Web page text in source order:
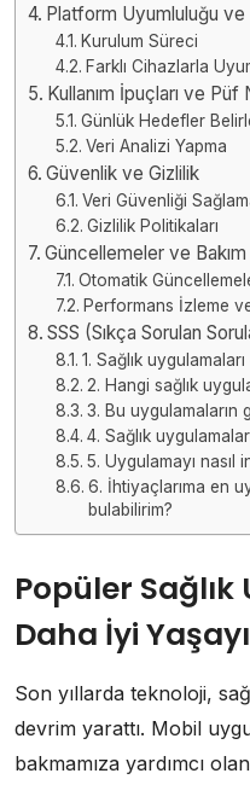
Platform Uyumluluğu ve
Kurulum Süreci
Farklı Cihazlarla
Kullanım İpuçları ve Püf
Günlük Hedefler
Veri Analizi Yapma
Güvenlik ve Gizlilik
Veri Güvenliği
Gizlilik Politikaları
Güncellemeler ve Bakım
Otomatik
Performans İzleme
SSS (Sıkça Sorulan
1. Sağlık
2. Hangi sağlık
3. Bu uygulamaların
4. Sağlık
5. Uygulamayı nasıl
6. İhtiyaçlarıma en
bulabilirim?
Popüler
Daha İyi
Son yıllarda teknoloji,
devrim yarattı. Mobil
bakmamıza yardımcı